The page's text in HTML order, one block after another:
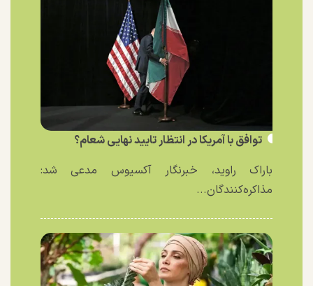
توافق با آمریکا در انتظار تایید نهایی شعام؟
باراک راوید، خبرنگار آکسیوس مدعی شد:
مذاکره‌کنندگان...